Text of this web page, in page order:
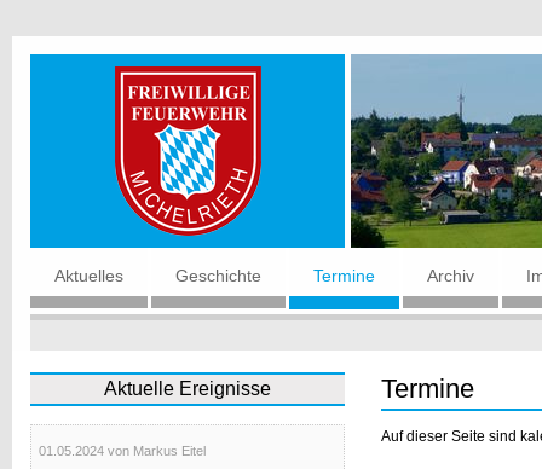
Navigation
überspringen
Aktuelles Geschichte Termine Archiv
Termine
Auf dieser Seite sind
Aktuelle Ereignisse
01.05.2024 von Markus Eitel